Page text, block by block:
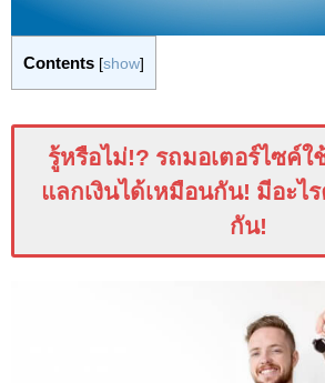
Contents [show]
รู้หรือไม่!? รถมอเตอร์ไซค์ใ
แลกเงินได้เหมือนกัน! มีอะไ
กัน!